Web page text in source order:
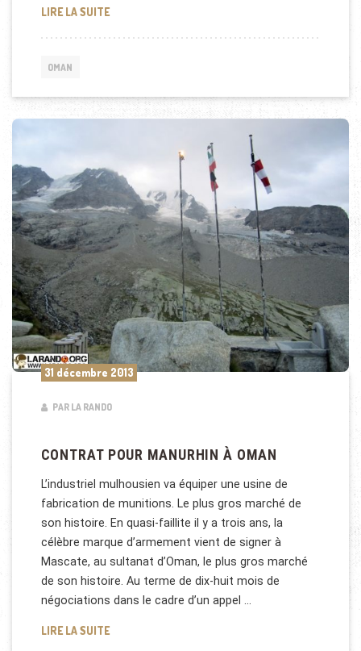
LIRE LA SUITELE TOUR D’OMAN, GRAND RENDEZ-VOUS DES
OMAN
31 décembre 2013
PAR LA RANDO
CONTRAT POUR MANURHIN À OMAN
L’industriel mulhousien va équiper une usine de
fabrication de munitions. Le plus gros marché de
son histoire. En quasi-faillite il y a trois ans, la
célèbre marque d’armement vient de signer à
Mascate, au sultanat d’Oman, le plus gros marché
de son histoire. Au terme de dix-huit mois de
négociations dans le cadre d’un appel …
LIRE LA SUITECONTRAT POUR MANURHIN À OMAN